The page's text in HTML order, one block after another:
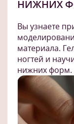
НИЖНИХ
Вы узнаете
материала.
ногтей и
нижних форм.